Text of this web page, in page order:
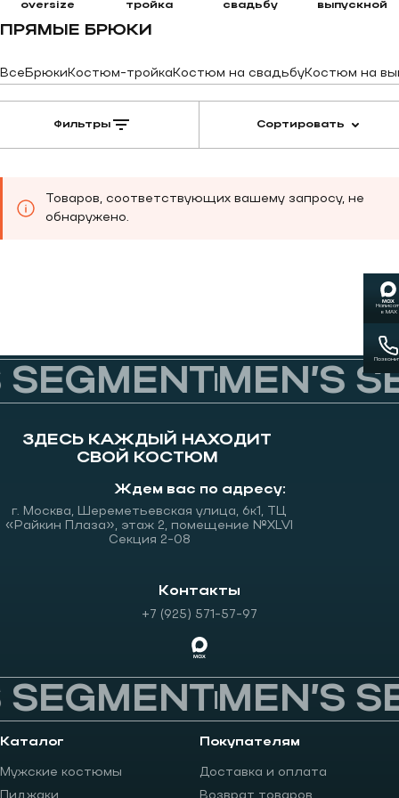
oversize
тройка
свадьбу
выпускной
ПРЯМЫЕ БРЮКИ
ВсеБрюкиКостюм-тройкаКостюм на свадьбуКостюм на
Фильтры Сортировать
Товаров, соответствующих вашему запросу, не
обнаружено.
MEN’S
ЗДЕСЬ КАЖДЫЙ НАХОДИТ
СВОЙ КОСТЮМ
Ждем вас по адресу:
г. Москва, Шереметьевская улица, 6к1, ТЦ
«Райкин Плаза», этаж 2, помещение №XLVI
Секция 2-08
Контакты
+7 (925) 571-57-97
MEN’S
Каталог
Мужские костюмы
Покупателям
Доставка и оплата
в MAX